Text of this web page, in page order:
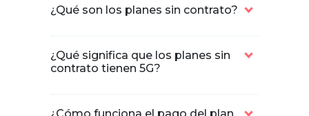
¿Qué son los planes sin contrato?
¿Qué significa que los planes sin
contrato tienen 5G?